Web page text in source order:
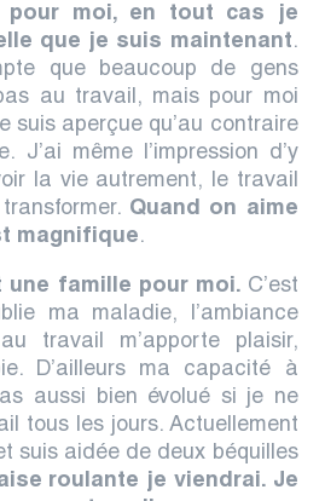
moi, en tout cas je
que je suis maintenant.
que beaucoup de gens
au travail, mais pour moi
suis aperçue qu’au contraire
J’ai même l’impression d’y
la vie autrement, le travail
. Quand on aime
magnifique.
une famille pour moi. C’est
ma maladie, l’ambiance
travail m’apporte plaisir,
D’ailleurs ma capacité à
aussi bien évolué si je ne
tous les jours. Actuellement
suis aidée de deux béquilles
roulante je viendrai. Je